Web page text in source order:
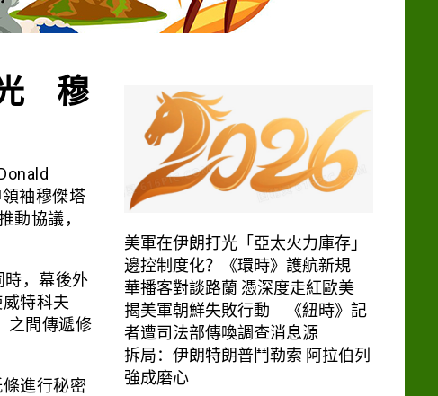
光 穆
袖穆傑塔
動協議，
時，幕後外
特科夫
之間傳遞修
進行秘密
美軍在伊朗打光「亞太火力庫存」
邊控制度化？《環時》護航新規
華播客對談路蘭 憑深度走紅歐美
揭美軍朝鮮失敗行動 《紐時》記
者遭司法部傳喚調查消息源
拆局：伊朗特朗普鬥勒索 阿拉伯列
強成磨心